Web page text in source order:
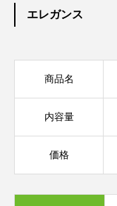
エレガンス
商品名
内容量
価格